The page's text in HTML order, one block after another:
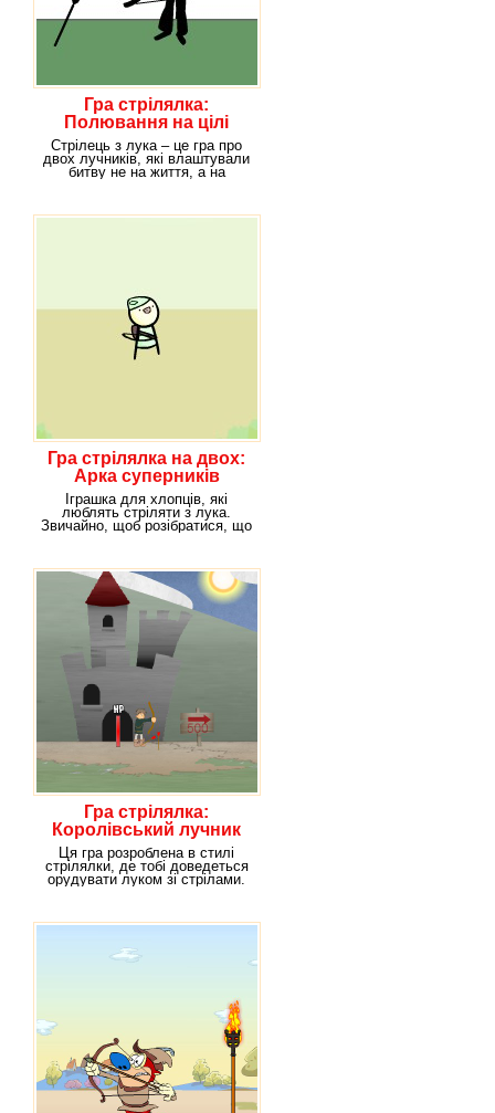
Гра стрілялка:
Полювання на цілі
Стрілець з лука – це гра про
двох лучників, які влаштували
битву не на життя, а на
Гра стрілялка на двох:
Арка суперників
Іграшка для хлопців, які
люблять стріляти з лука.
Звичайно, щоб розібратися, що
Гра стрілялка:
Королівський лучник
Ця гра розроблена в стилі
стрілялки, де тобі доведеться
орудувати луком зі стрілами.